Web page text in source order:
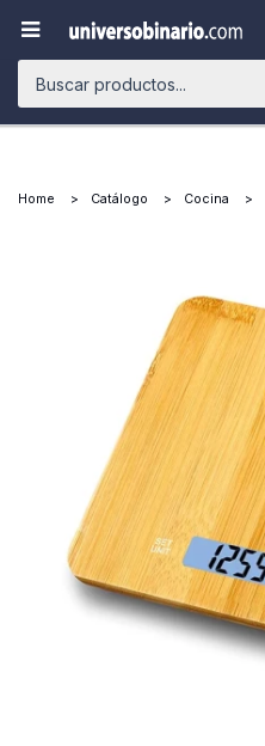

Home Catálogo Cocina